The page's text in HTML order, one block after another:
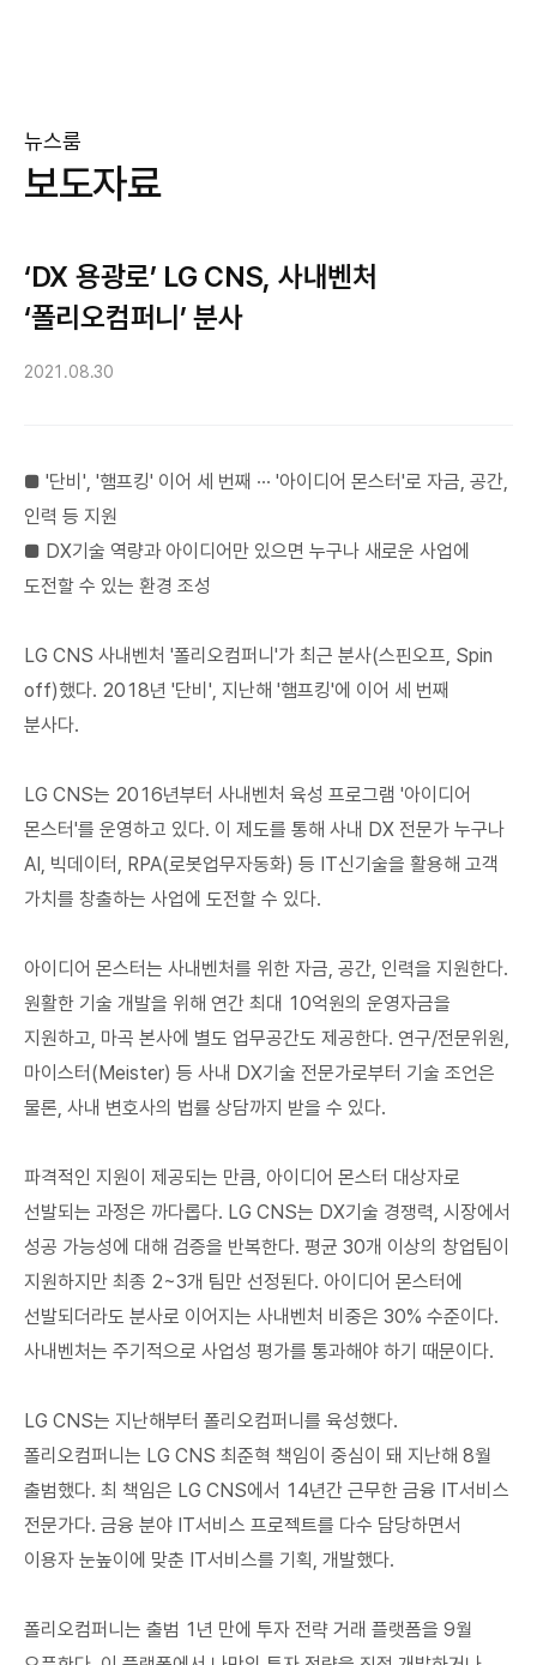
뉴스룸
보도자료
‘DX 용광로’ LG CNS, 사내벤처
‘폴리오컴퍼니’ 분사
2021.08.30
■ '단비', '햄프킹' 이어 세 번째 ∙∙∙ '아이디어 몬스터'로 자금, 공간,
인력 등 지원
■ DX기술 역량과 아이디어만 있으면 누구나 새로운 사업에
도전할 수 있는 환경 조성
LG CNS 사내벤처 '폴리오컴퍼니'가 최근 분사(스핀오프, Spin
off)했다. 2018년 '단비', 지난해 '햄프킹'에 이어 세 번째
분사다.
LG CNS는 2016년부터 사내벤처 육성 프로그램 '아이디어
몬스터'를 운영하고 있다. 이 제도를 통해 사내 DX 전문가 누구나
AI, 빅데이터, RPA(로봇업무자동화) 등 IT신기술을 활용해 고객
가치를 창출하는 사업에 도전할 수 있다.
아이디어 몬스터는 사내벤처를 위한 자금, 공간, 인력을 지원한다.
원활한 기술 개발을 위해 연간 최대 10억원의 운영자금을
지원하고, 마곡 본사에 별도 업무공간도 제공한다. 연구/전문위원,
마이스터(Meister) 등 사내 DX기술 전문가로부터 기술 조언은
물론, 사내 변호사의 법률 상담까지 받을 수 있다.
파격적인 지원이 제공되는 만큼, 아이디어 몬스터 대상자로
선발되는 과정은 까다롭다. LG CNS는 DX기술 경쟁력, 시장에서
성공 가능성에 대해 검증을 반복한다. 평균 30개 이상의 창업팀이
지원하지만 최종 2~3개 팀만 선정된다. 아이디어 몬스터에
선발되더라도 분사로 이어지는 사내벤처 비중은 30% 수준이다.
사내벤처는 주기적으로 사업성 평가를 통과해야 하기 때문이다.
LG CNS는 지난해부터 폴리오컴퍼니를 육성했다.
폴리오컴퍼니는 LG CNS 최준혁 책임이 중심이 돼 지난해 8월
출범했다. 최 책임은 LG CNS에서 14년간 근무한 금융 IT서비스
전문가다. 금융 분야 IT서비스 프로젝트를 다수 담당하면서
이용자 눈높이에 맞춘 IT서비스를 기획, 개발했다.
폴리오컴퍼니는 출범 1년 만에 투자 전략 거래 플랫폼을 9월